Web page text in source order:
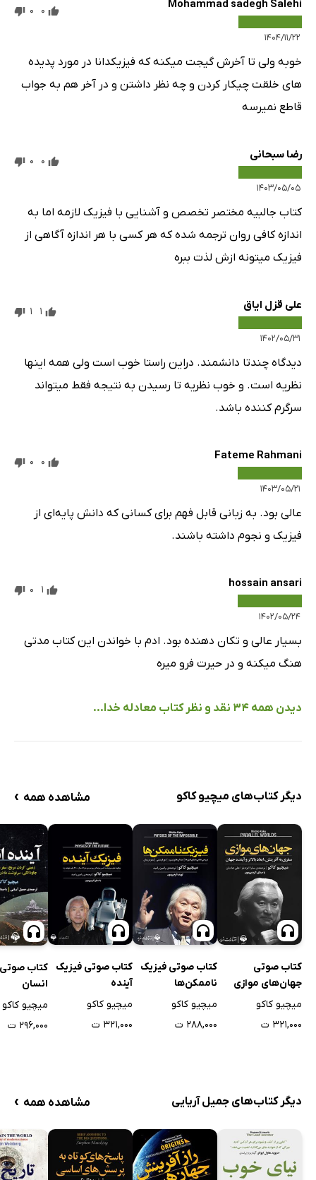
Mohammad sadegh Salehi
۱۴۰۴/۱۱/۲۲
0
0
خوبه ولی تا آخرش گیجت میکنه که فیزیکدانا در مورد پدیده
های خلقت چیکار کردن و چه نظر داشتن و در آخر هم به جواب
قاطع نمیرسه
رضا سبحانی
۱۴۰۳/۰۵/۰۵
0
0
کتاب جالبیه مختصر تخصص و آشنایی با فیزیک لازمه اما به
اندازه کافی روان ترجمه شده که هر کسی با هر اندازه آگاهی از
فیزیک میتونه ازش لذت ببره
علی قزل ایاق
۱۴۰۲/۰۵/۳۱
1
1
دیدگاه چندتا دانشمند. دراین راستا خوب است ولی همه اینها
نظریه است. و خوب نظریه تا رسیدن به نتیجه فقط میتواند
سرگرم کننده باشد.
Fateme Rahmani
۱۴۰۳/۰۵/۲۱
0
0
عالی بود. به زبانی قابل فهم برای کسانی که دانش پایه‌ای از
فیزیک و نجوم داشته باشند.
hossain ansari
۱۴۰۲/۰۵/۲۴
1
0
بسیار عالی و تکان دهنده بود. ادم با خواندن این کتاب مدتی
هنگ میکنه و در حیرت فرو میره
دیدن همه 34 نقد و نظر کتاب معادله خدا...
دیگر کتاب‌های میچیو کاکو مشاهده همه ›
کتاب صوتی
جهان‌های موازی
میچیو کاکو
۳۲۱,۰۰۰ ت
کتاب صوتی فیزیک
ناممکن‌ها
میچیو کاکو
۲۸۸,۰۰۰ ت
کتاب صوتی فیزیک
آینده
میچیو کاکو
۳۲۱,۰۰۰ ت
کتاب صوتی
انسان
میچیو کاکو
۲۹۶,۰۰۰ ت
دیگر کتاب‌های جمیل آریایی مشاهده همه ›